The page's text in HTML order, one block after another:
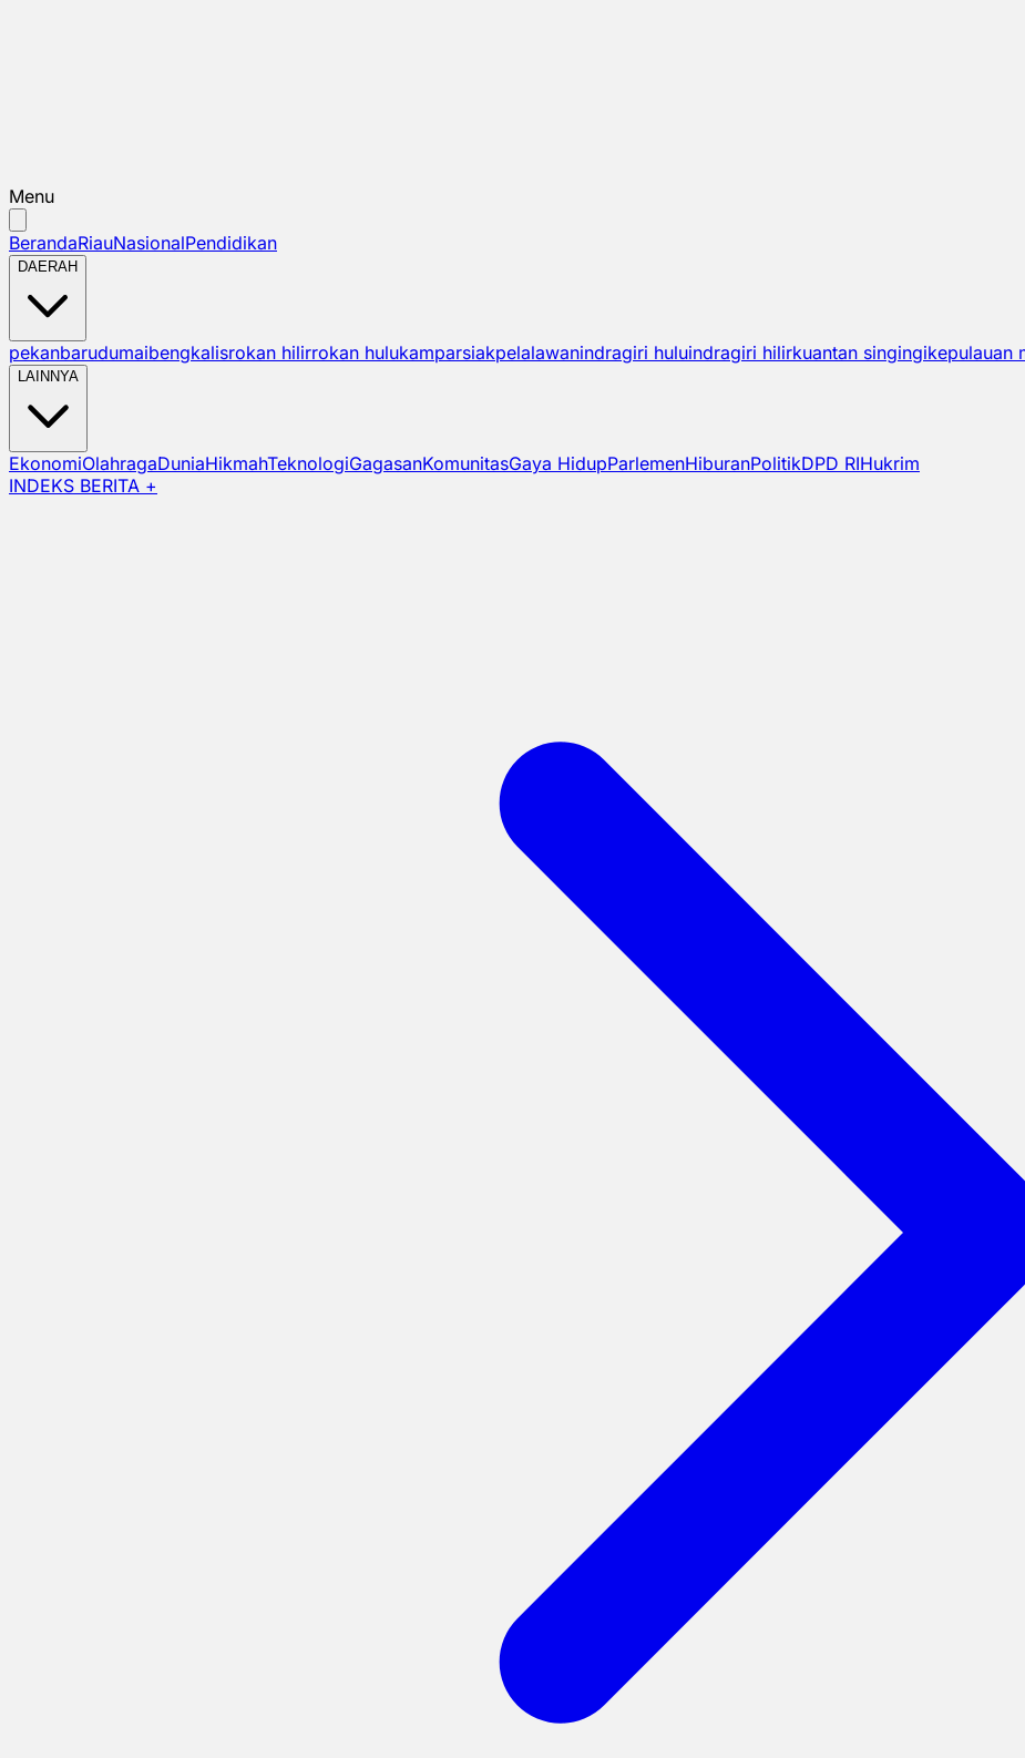
Menu
BerandaRiauNasionalPendidikan
DAERAH
pekanbarudumaibengkalisrokan hilirrokan hulukamparsiakpelalawanindragiri huluindragiri hilirkuantan singingikepulauan
LAINNYA
EkonomiOlahragaDuniaHikmahTeknologiGagasanKomunitasGaya HidupParlemenHiburanPolitikDPD RIHukrim
INDEKS BERITA +